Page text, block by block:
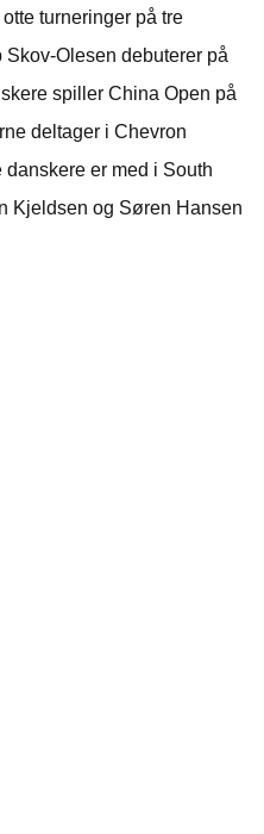
turneringer på tre
Olesen debuterer på
spiller China Open på
deltager i Chevron
er med i South
Kjeldsen og Søren Hansen